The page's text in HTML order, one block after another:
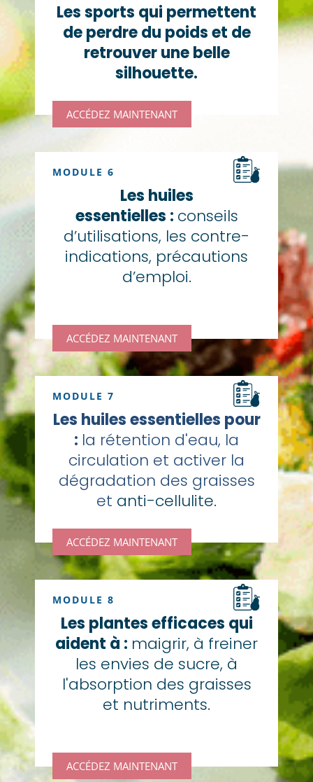
Les sports qui permettent
de perdre du poids et de
retrouver une belle
silhouette.
ACCÉDEZ MAINTENANT
MODULE 6
Les huiles
essentielles : conseils
d’utilisations, les contre-
indications, précautions
d’emploi.
ACCÉDEZ MAINTENANT
MODULE 7
Les huiles essentielles pour
: la rétention d'eau, la
circulation et activer la
dégradation des graisses
et anti-cellulite.
ACCÉDEZ MAINTENANT
MODULE 8
Les plantes efficaces qui
aident à : maigrir, à freiner
les envies de sucre, à
l'absorption des graisses
et nutriments.
ACCÉDEZ MAINTENANT